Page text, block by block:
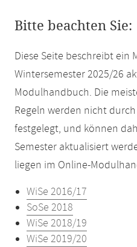
Bitte beachten Sie:
Diese Seite beschreibt ein
Wintersemester 2025/26
Modulhandbuch. Die
Regeln werden nicht
festgelegt, und können
Semester aktualisiert
liegen im Online-
WiSe 2016/17
SoSe 2018
WiSe 2018/19
WiSe 2019/20